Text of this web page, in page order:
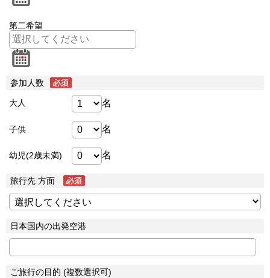
第二希望
参加人数
大人 名
子供 名
幼児(2歳未満) 名
旅行先 方面
日本国内の出発空港
ご旅行の目的 (複数選択可)